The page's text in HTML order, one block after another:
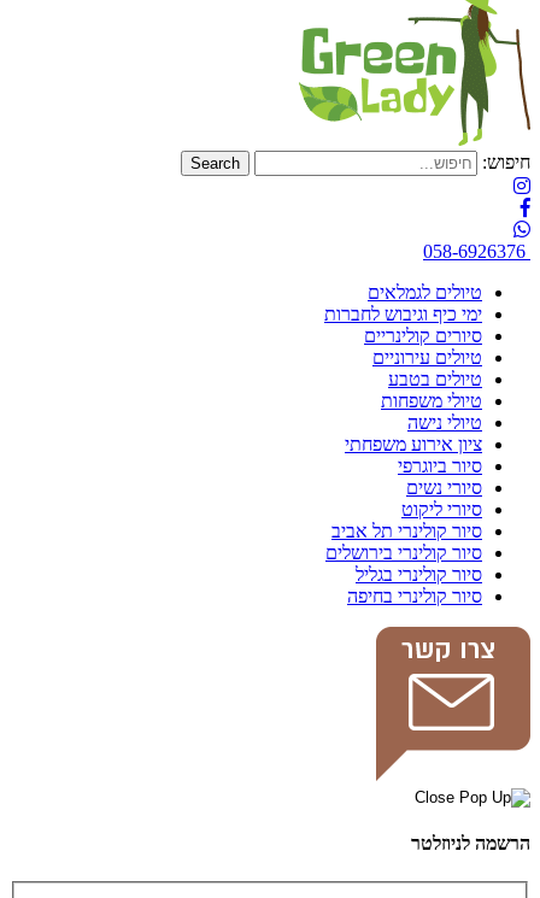
חיפוש:
058-6926376
טיולים לגמלאים
ימי כיף וגיבוש לחברות
סיורים קולינריים
טיולים עירוניים
טיולים בטבע
טיולי משפחות
טיולי נישה
ציון אירוע משפחתי
סיור ביוגרפי
סיורי נשים
סיורי ליקוט
סיור קולינרי תל אביב
סיור קולינרי בירושלים
סיור קולינרי בגליל
סיור קולינרי בחיפה
הרשמה לניוזלטר